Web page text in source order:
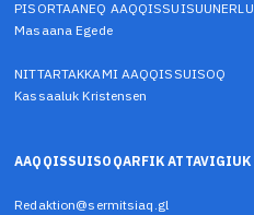
PISORTAANEQ AAQQISSUISUUNERLU
Masaana Egede
NITTARTAKKAMI AAQQISSUISOQ
Kassaaluk Kristensen
AAQQISSUISOQARFIK ATTAVIGIUK
Redaktion@sermitsiaq.gl